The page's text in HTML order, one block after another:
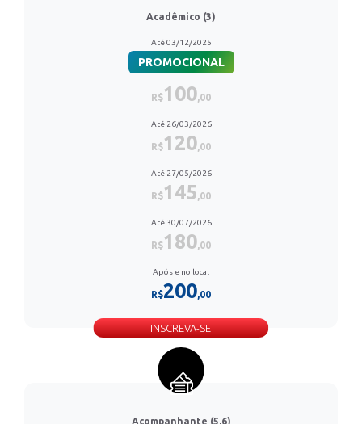
Acadêmico (3)
Até 03/12/2025
PROMOCIONAL
R$100,00
Até 26/03/2026
R$120,00
Até 27/05/2026
R$145,00
Até 30/07/2026
R$180,00
Após e no local
R$200,00
INSCREVA-SE
Acompanhante (5,6)